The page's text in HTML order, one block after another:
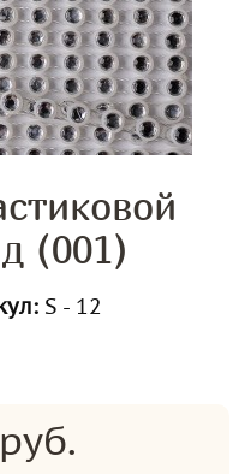
(001)
S - 12